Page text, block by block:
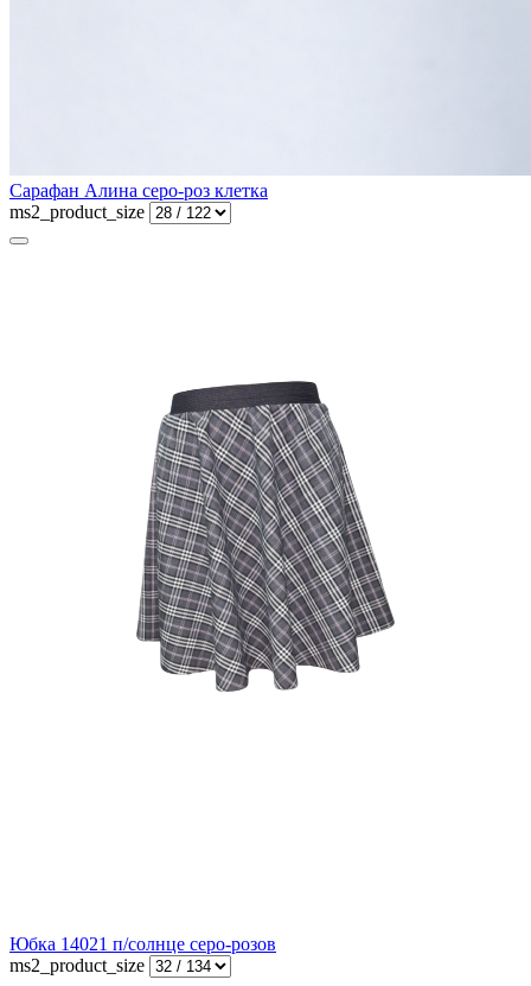
Сарафан Алина серо-роз клетка
ms2_product_size
Юбка 14021 п/солнце серо-розов
ms2_product_size